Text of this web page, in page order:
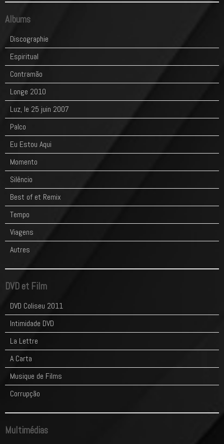
Albums
Discographie
Espiritual
Contramão
Longe 2010
Luz, le 25 juin 2007
Palco
Eu Estou Aqui
Momento
Silêncio
Best of et Remix
Tempo
Viagens
Autres
DVD et Film
DVD Coliseu 2011
Intimidade DVD
La Lettre
A Carta
Musique de Films
Corrupção
Multimédias